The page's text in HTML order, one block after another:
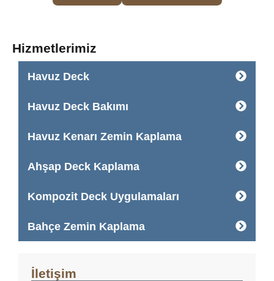
Hizmetlerimiz
Havuz Deck
Havuz Deck Bakımı
Havuz Kenarı Zemin Kaplama
Ahşap Deck Kaplama
Kompozit Deck Uygulamaları
Bahçe Zemin Kaplama
İletişim